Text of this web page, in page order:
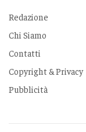
Redazione
Chi Siamo
Contatti
Copyright & Privacy
Pubblicità